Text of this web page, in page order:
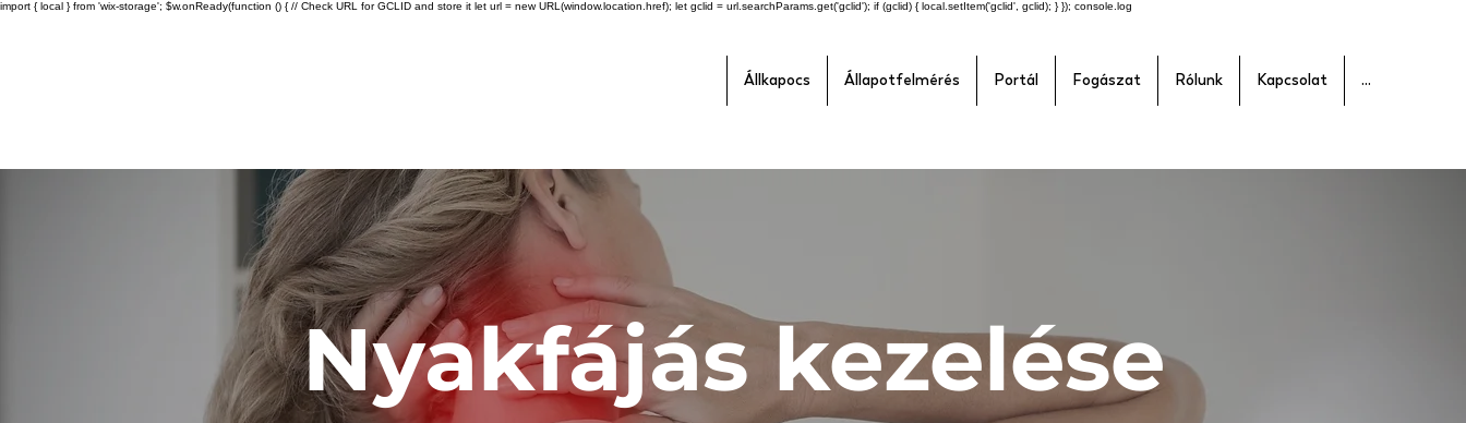
import { local } from 'wix-storage'; $w.onReady(function () { // Check URL for GCLID and store it let url = new URL(window.location.href); let gclid = url.searchParams.get('gclid'); if (gclid) { local.setItem('gclid', gclid); } }); console.log
Állkapocs Állapotfelmérés Portál Fogászat Rólunk Kapcsolat ...
Nyakfájás kezelése